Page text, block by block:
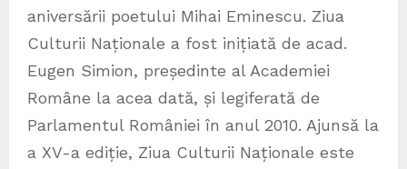
aniversării poetului Mihai Eminescu. Ziua
Culturii Naționale a fost inițiată de acad.
Eugen Simion, președinte al Academiei
Române la acea dată, și legiferată de
Parlamentul României în anul 2010. Ajunsă la
a XV-a ediție, Ziua Culturii Naționale este